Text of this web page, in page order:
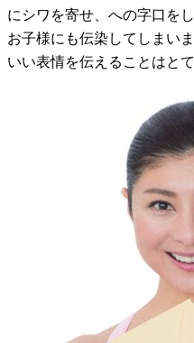
にシワを寄せ、への字口を
お子様にも伝染してしまい
いい表情を伝えることはと